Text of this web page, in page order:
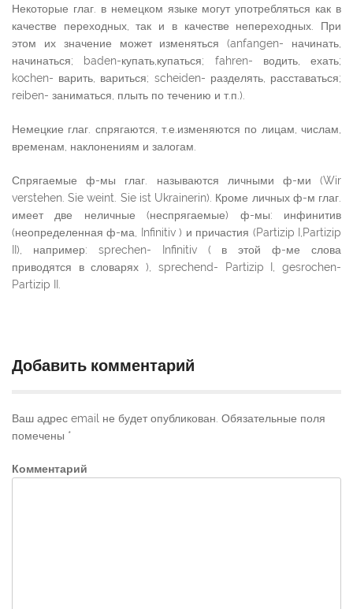
Некоторые глаг. в немецком языке могут употребляться как в
качестве переходных, так и в качестве непереходных. При
этом их значение может изменяться (anfangen- начинать,
начинаться; baden-купать,купаться; fahren- водить, ехать;
kochen- варить, вариться; scheiden- разделять, расставаться;
reiben- заниматься, плыть по течению и т.п.).
Немецкие глаг. спрягаются, т.е.изменяются по лицам, числам,
временам, наклонениям и залогам.
Спрягаемые ф-мы глаг. называются личными ф-ми (Wir
verstehen. Sie weint. Sie ist Ukrainerin). Кроме личных ф-м глаг.
имеет две неличные (неспрягаемые) ф-мы: инфинитив
(неопределенная ф-ма, Infinitiv ) и причастия (Partizip I,Partizip
II), например: sprechen- Infinitiv ( в этой ф-ме слова
приводятся в словарях ), sprechend- Partizip I, gesrochen-
Partizip II.
Добавить комментарий
Ваш адрес email не будет опубликован. Обязательные поля
помечены *
Комментарий